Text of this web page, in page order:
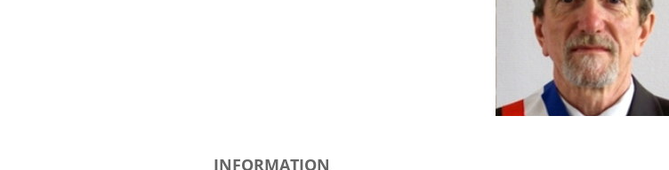
INFORMATION